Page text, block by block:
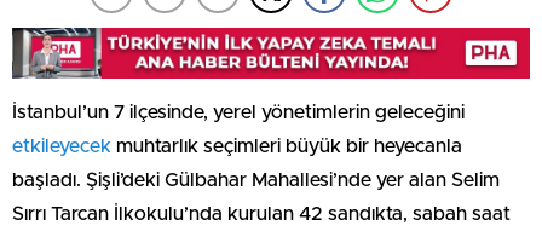
İstanbul’un 7 ilçesinde, yerel yönetimlerin geleceğini
etkileyecek muhtarlık seçimleri büyük bir heyecanla
başladı. Şişli’deki Gülbahar Mahallesi’nde yer alan Selim
Sırrı Tarcan İlkokulu’nda kurulan 42 sandıkta, sabah saat